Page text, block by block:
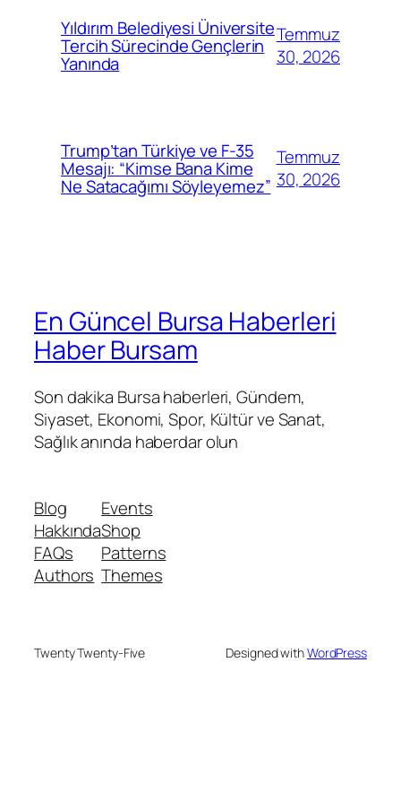
Yıldırım Belediyesi Üniversite
Tercih Sürecinde Gençlerin
Yanında
Temmuz
30, 2026
Trump’tan Türkiye ve F-35
Mesajı: “Kimse Bana Kime
Ne Satacağımı Söyleyemez”
Temmuz
30, 2026
En Güncel Bursa Haberleri
Haber Bursam
Son dakika Bursa haberleri, Gündem,
Siyaset, Ekonomi, Spor, Kültür ve Sanat,
Sağlık anında haberdar olun
Blog
Hakkında
FAQs
Authors
Events
Shop
Patterns
Themes
Twenty Twenty-Five Designed withWordPress